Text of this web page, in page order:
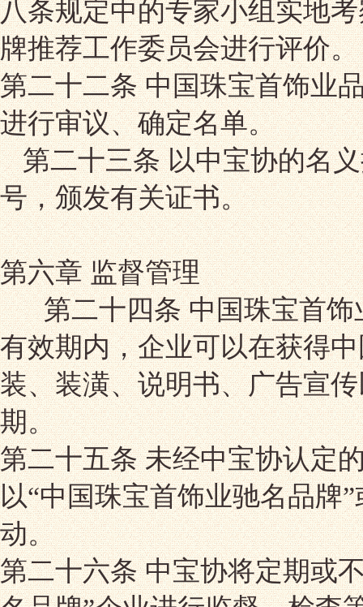
八条规定中的专家小组实地
牌推荐工作委员会进行评价。
第二十二条 中国珠宝首饰业
进行审议、确定名单。
第二十三条 以中宝协的名
号，颁发有关证书。
第六章 监督管理
第二十四条 中国珠宝首饰
有效期内，企业可以在获得
装、装潢、说明书、广告宣
期。
第二十五条 未经中宝协认定
以“中国珠宝首饰业驰名品牌
动。
第二十六条 中宝协将定期或